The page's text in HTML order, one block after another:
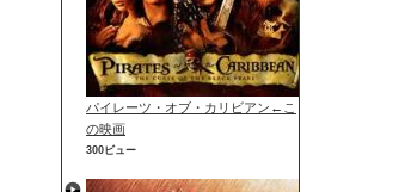
パイレーツ・オブ・カリビアン←こ
の映画
300ビュー